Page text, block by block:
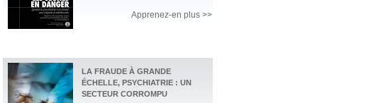
Apprenez-en plus >>
LA FRAUDE À GRANDE
ÉCHELLE, PSYCHIATRIE : UN
SECTEUR CORROMPU